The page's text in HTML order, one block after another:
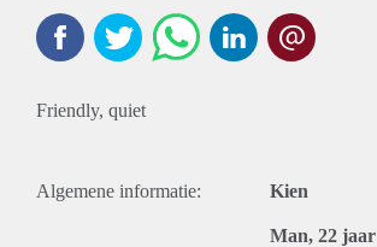
Friendly, quiet
Algemene informatie: Kien
Man, 22 jaar